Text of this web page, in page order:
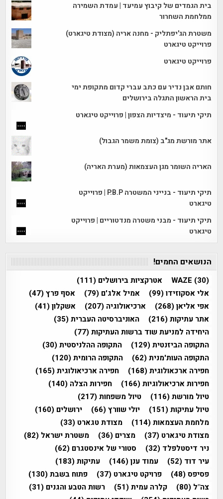
בית הגמדים של קיבוץ עמיעד | עמדת השמירה
ממלחמת השחרור
משטרת הג'יפתליק - מחנה אריה (מצודת טיגארט)
פרוייקט טיגארט
פרוייקט טיגארט
חותם אבן נדיר עם כתב עברי קדום מתקופת ימי
בית הראשון התגלה בירושלים
תיקי תיעוד - מיצדיות הצפון | פרוייקט טיגארט
אתר מורשת מג"ב (צומת משמר הגבול)
האריה השומר מגן העצמאות (מערת האריה)
תיקי תיעוד - בנייני המשטרה P.B.P | פרוייקט
טיגארט
תיקי תיעוד - מבני משטרה מנדטוריים | פרוייקט
טיגארט
הנושאים החמים!
WAZE (30) אטרקציות בירושלים (111)
אלי אסקוזידו(99) אמיל אלג'ם (79) אסף פרץ(47)
אפי אליאן(268) ארכיאולוגיה (207) אשקלון(41)
אתר עתיקות(216) האוניברסיטה העברית(35)
היחידה למניעת שוד ברשות העתיקות(77)
התקופה הביזנטית(129) התקופה ההלניסטית(30)
התקופה העות'מנית(62) התקופה הרומית(120)
חפירה ארכאולוגית(168) חפירה ארכיאולוגית(165)
חפירות ארכיאולוגיות(166) חפירות הצלה (140)
טיול מורשת(116) טיול משפחות(217)
טיול עתיקות(151) יולי שוורץ(66) ירושלים (160)
מלחמת העצמאות(114) מצודת טגארט (33)
מצודת טיגארט (37) מצרים (36) משטרת ישראל (82)
ניר דיסטלפלד (32) סטורי של אינסטגרם (62)
עיר דוד (52) עמוד ענן(146) עתיקות(183)
פסיפס(48) פרויקט טיגארט (37) פתוח בשבת(130)
צה"ל (80) קלרה עמית(51) רשות הטבע והגנים (31)